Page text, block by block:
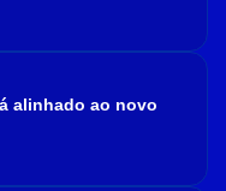
alinhado ao novo